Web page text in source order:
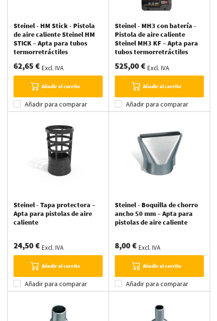
Steinel - HM Stick - Pistola
de aire caliente Steinel HM
STICK – Apta para tubos
termorretráctiles
62,65 € Excl. IVA
Añadir al carrito
Añadir para comparar
Steinel - MH3 con batería -
Pistola de aire caliente
Steinel MH3 KF – Apta para
tubos termorretráctiles
525,00 € Excl. IVA
Añadir al carrito
Añadir para comparar
Steinel - Tapa protectora –
Apta para pistolas de aire
caliente
24,50 € Excl. IVA
Añadir al carrito
Añadir para comparar
Steinel - Boquilla de chorro
ancho 50 mm – Apta para
pistolas de aire caliente
8,00 € Excl. IVA
Añadir al carrito
Añadir para comparar